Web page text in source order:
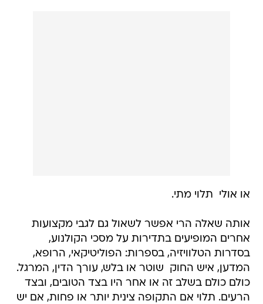
או אולי  תלוי מתי.
אותה שאלה הרי אפשר לשאול גם לגבי מקצועות
אחרים המופיעים בתדירות על מסכי הקולנוע,
בסדרות הטלוויזיה, בספרות: הפוליטיקאי, הרופא,
המדען, איש החוק  שוטר או בלש, עורך הדין, המרגל.
כולם כולם בשלב זה או אחר היו בצד הטובים, ובצד
הרעים. תלוי אם התקופה צינית יותר או פחות, אם יש